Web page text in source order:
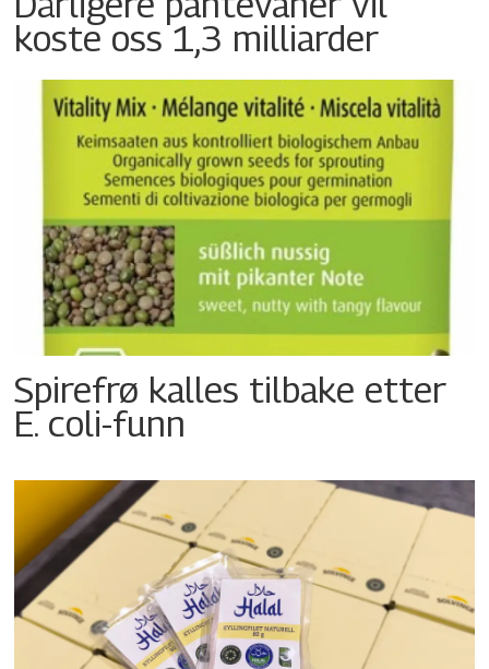
koste oss 1,3 milliarder
Spirefrø kalles tilbake etter
E. coli-funn